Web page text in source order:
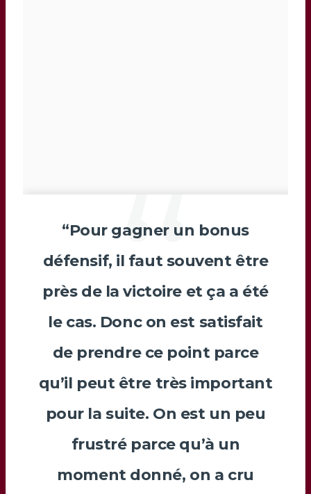
“Pour gagner un bonus
défensif, il faut souvent être
près de la victoire et ça a été
le cas. Donc on est satisfait
de prendre ce point parce
qu’il peut être très important
pour la suite. On est un peu
frustré parce qu’à un
moment donné, on a cru